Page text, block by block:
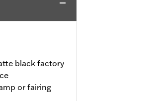
black factory
or fairing